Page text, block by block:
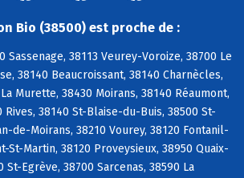
Bio (38500) est proche de :
Sassenage, 38113 Veurey-Voroize, 38700 Le
38140 Beaucroissant, 38140 Charnècles,
Murette, 38430 Moirans, 38140 Réaumont,
Rives, 38140 St-Blaise-du-Buis, 38500 St-
de-Moirans, 38210 Vourey, 38120 Fontanil-
St-Martin, 38120 Proveysieux, 38950 Quaix-
St-Egrève, 38700 Sarcenas, 38590 La